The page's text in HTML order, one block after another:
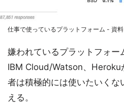
仕事で使っているプラットフォーム - 資
嫌われているプラットフォ
IBM Cloud/Watson、Heroku
者は積極的には使いたいくな
える。